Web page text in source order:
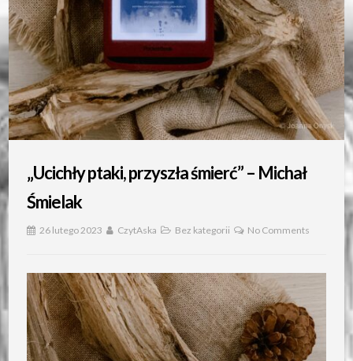
„Ucichły ptaki, przyszła śmierć” – Michał
Śmielak
26 lutego 2023 CzytAska Bez kategorii No Comments